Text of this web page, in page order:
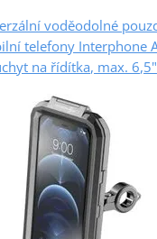
voděodolné
telefony Interphone
na řídítka, max.